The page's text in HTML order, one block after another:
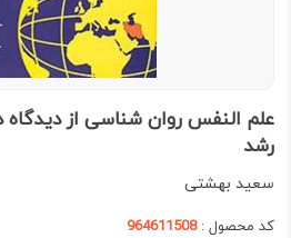
علم النفس روان شناسی از دیدگاه
رشد
سعید بهشتی
کد محصول :964611508